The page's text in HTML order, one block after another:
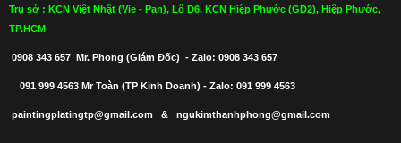
Trụ sở : KCN Việt Nhật (Vie - Pan), Lô D6, KCN Hiệp Phước (GD2), Hiệp Phước,
TP.HCM
0908 343 657 Mr. Phong (Giám Đốc) - Zalo: 0908 343 657
091 999 4563 Mr Toàn (TP Kinh Doanh) - Zalo: 091 999 4563
paintingplatingtp@gmail.com & ngukimthanhphong@gmail.com